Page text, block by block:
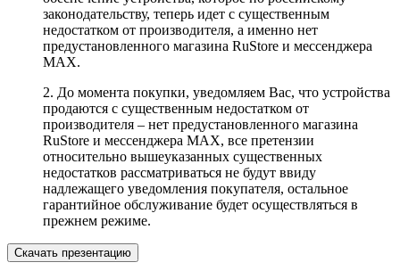
законодательству, теперь идет с существенным
недостатком от производителя, а именно нет
предустановленного магазина RuStore и мессенджера
MAX.
2. До момента покупки, уведомляем Вас, что устройства
продаются с существенным недостатком от
производителя – нет предустановленного магазина
RuStore и мессенджера MAX, все претензии
относительно вышеуказанных существенных
недостатков рассматриваться не будут ввиду
надлежащего уведомления покупателя, остальное
гарантийное обслуживание будет осуществляться в
прежнем режиме.
Скачать презентацию